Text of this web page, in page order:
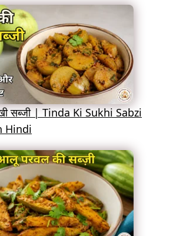
सब्जी | Tinda Ki Sukhi Sabzi
Hindi